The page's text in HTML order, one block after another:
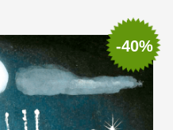
-40%